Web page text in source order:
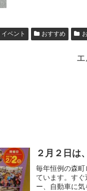
イベント おすすめ
２月２日は
毎年恒例の森
ています。す
ー、自動車に気